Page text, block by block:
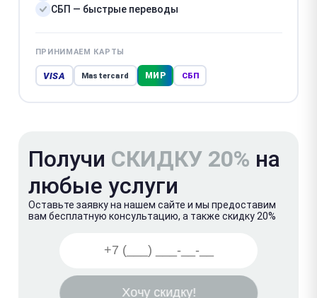
СБП — быстрые переводы
ПРИНИМАЕМ КАРТЫ
VISA Mastercard МИР СБП
Получи СКИДКУ 20% на
любые услуги
Оставьте заявку на нашем сайте и мы предоставим
вам бесплатную консультацию, а также скидку 20%